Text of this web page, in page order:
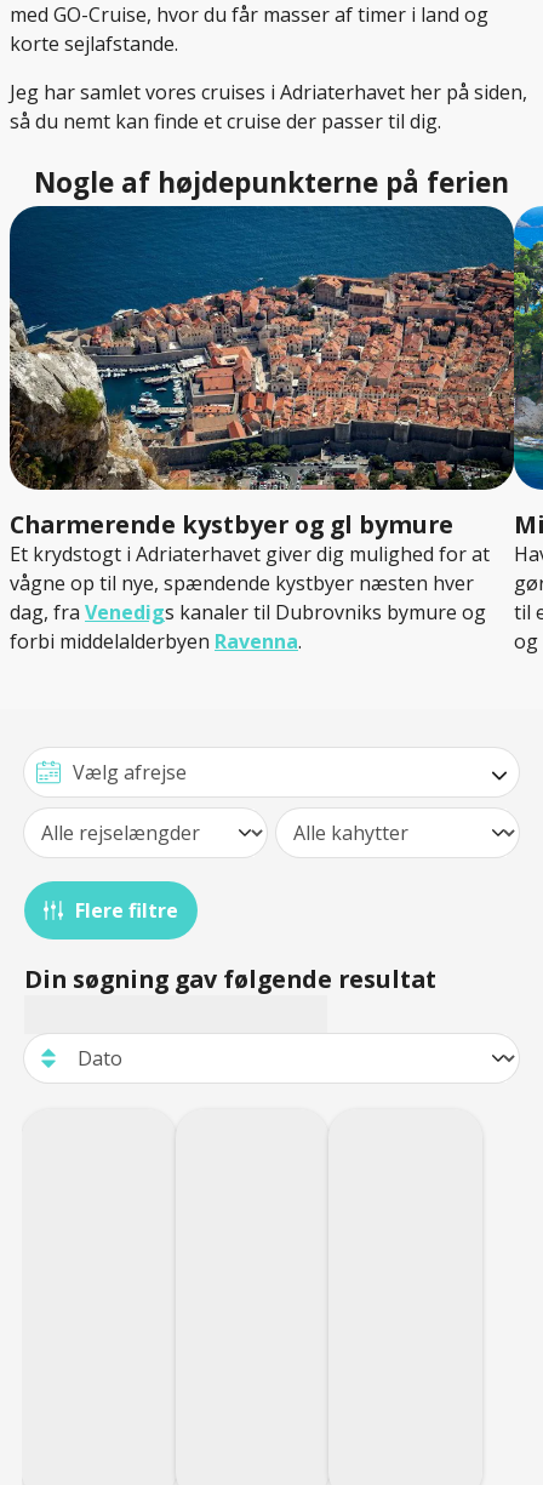
med GO-Cruise, hvor du får masser af timer i land og
korte sejlafstande.
Jeg har samlet vores cruises i Adriaterhavet her på siden,
så du nemt kan finde et cruise der passer til dig.
Nogle af højdepunkterne på ferien
Charmerende kystbyer og gl bymure
Et krydstogt i Adriaterhavet giver dig mulighed for at
vågne op til nye, spændende kystbyer næsten hver
dag, fra Venedigs kanaler til Dubrovniks bymure og
forbi middelalderbyen Ravenna.
til
og
Flere filtre
Din søgning gav følgende resultat